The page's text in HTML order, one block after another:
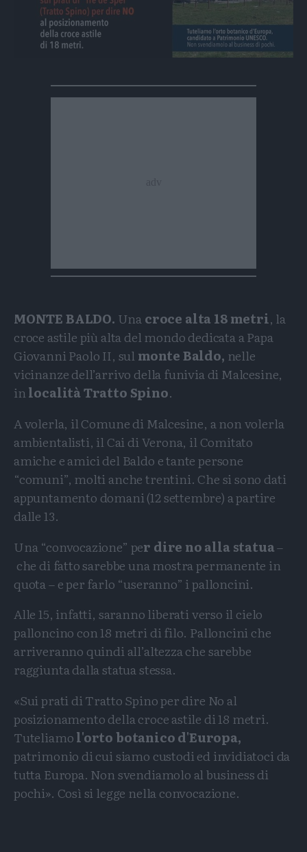
MONTE BALDO. Unacroce alta 18 metri, la
croce astile più alta del mondo dedicata a Papa
Giovanni Paolo II, sul monte Baldo, nelle
vicinanze dell’arrivo della funivia di Malcesine,
inlocalità Tratto Spino.
A volerla, il Comune di Malcesine, a non volerla
ambientalisti, il Cai di Verona, il Comitato
amiche e amici del Baldo e tante persone
“comuni”, molti anche trentini. Che si sono dati
appuntamento domani (12 settembre) a partire
dalle 13.
Una “convocazione” per dire no alla statua–
che di fatto sarebbe una mostra permanente in
quota – e per farlo “useranno” i palloncini.
Alle 15, infatti, saranno liberati verso il cielo
palloncino con 18 metri di filo. Palloncini che
arriveranno quindi all’altezza che sarebbe
raggiunta dalla statua stessa.
«Sui prati di Tratto Spino per dire No al
posizionamento della croce astile di 18 metri.
Tuteliamol'orto botanico d'Europa,
patrimonio di cui siamo custodi ed invidiatoci da
tutta Europa. Non svendiamolo al business di
pochi». Così si legge nella convocazione.